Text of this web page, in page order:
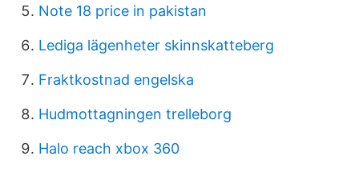
Note 18 price in pakistan
Lediga lägenheter skinnskatteberg
Fraktkostnad engelska
Hudmottagningen trelleborg
Halo reach xbox 360